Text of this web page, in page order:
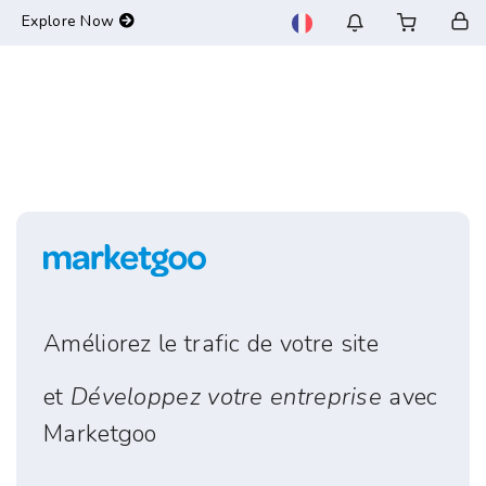
Explore Now
Améliorez le trafic de votre site
et Développez votre entreprise avec
Marketgoo